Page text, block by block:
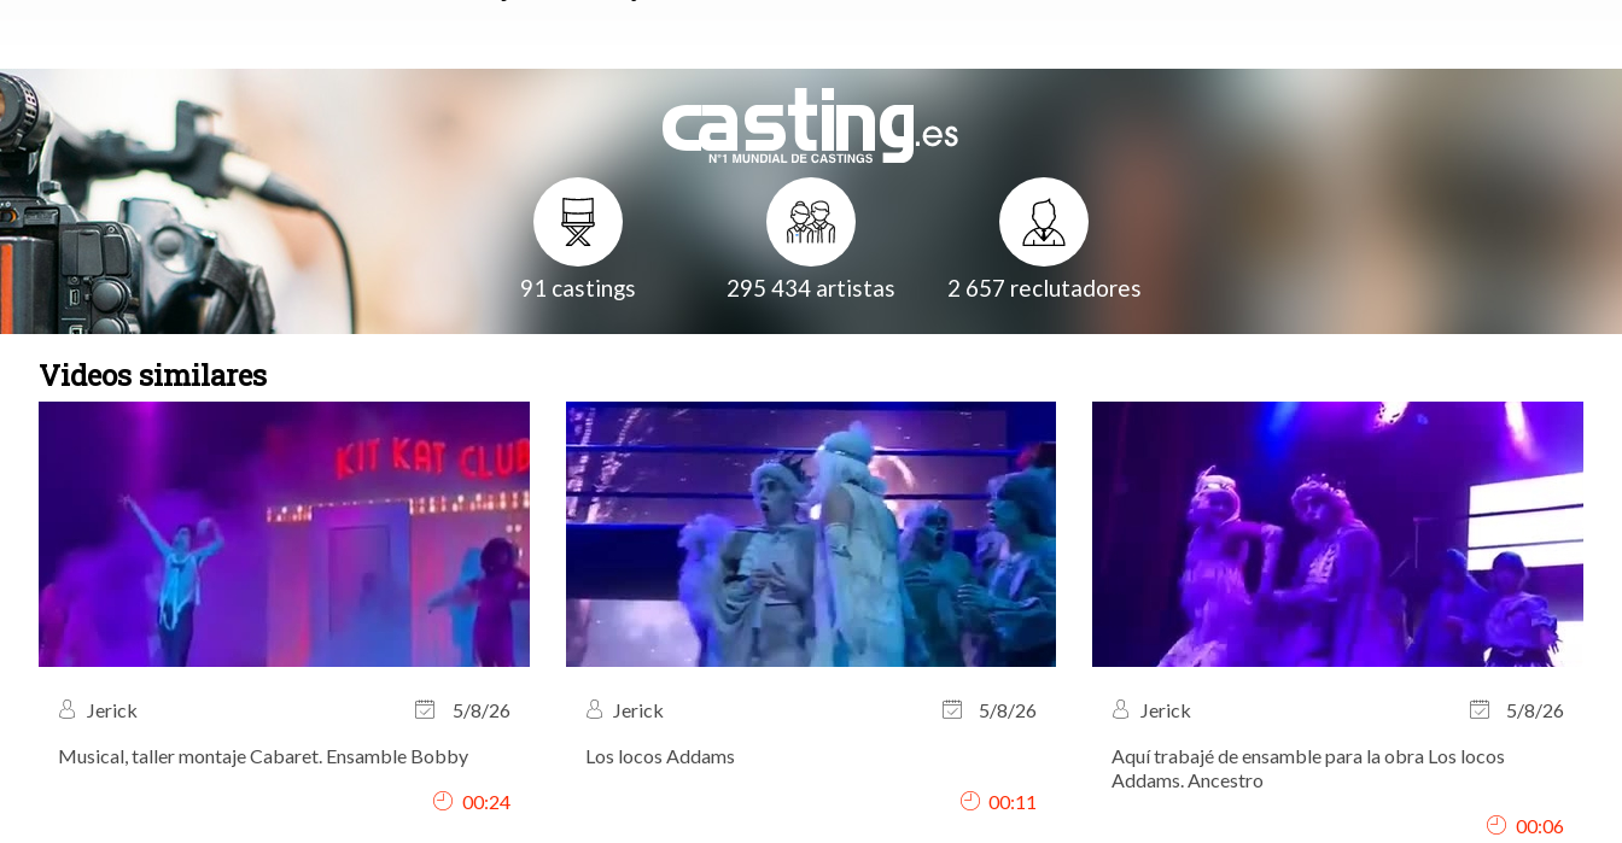
91 castings 295 434 artistas 2 657 reclutadores
Videos similares
Jerick
5/8/26
Musical, taller montaje Cabaret. Ensamble Bobby
00:24
Jerick
5/8/26
Los locos Addams
00:11
Jerick
5/8/26
Aquí trabajé de ensamble para la obra Los locos
Addams. Ancestro
00:06